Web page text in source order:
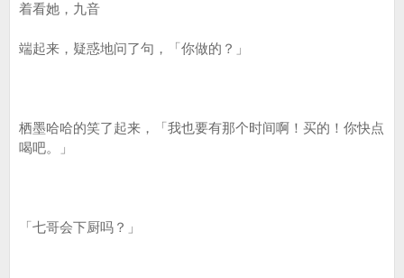
着看她，九音
端起来，疑惑地问了句，「你做的？」
栖墨哈哈的笑了起来，「我也要有那个时间啊！买的！你快点
喝吧。」
「七哥会下厨吗？」